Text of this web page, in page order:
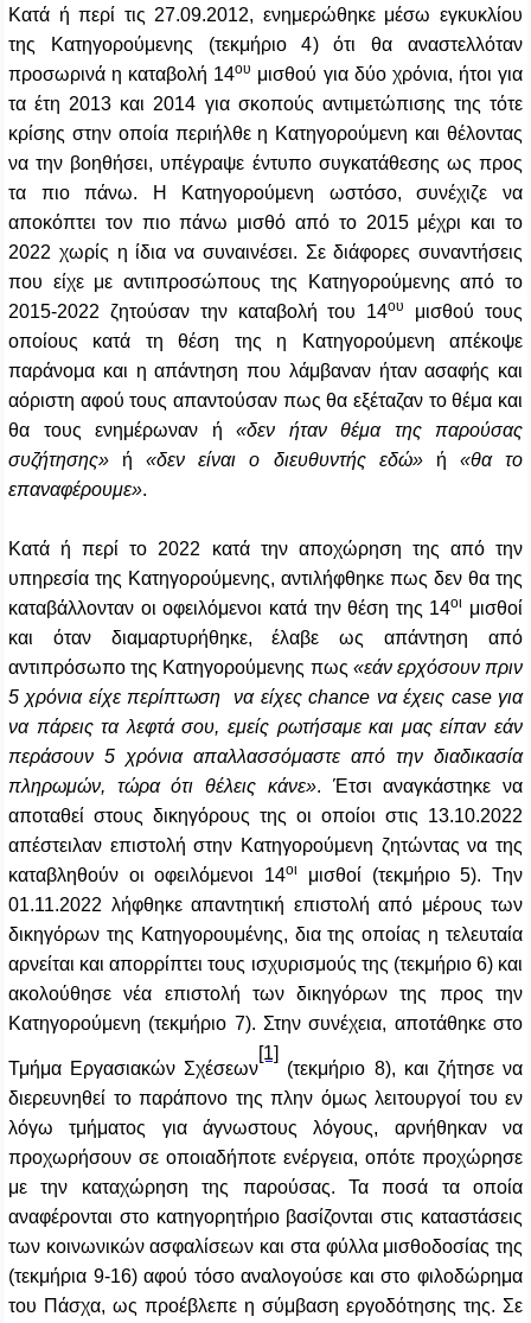
Κατά ή περί τις 27.09.2012, ενημερώθηκε μέσω εγκυκλίου
της Κατηγορούμενης (τεκμήριο 4) ότι θα αναστελλόταν
προσωρινά η καταβολή 14ου μισθού για δύο χρόνια, ήτοι για
τα έτη 2013 και 2014 για σκοπούς αντιμετώπισης της τότε
κρίσης στην οποία περιήλθε η Κατηγορούμενη και θέλοντας
να την βοηθήσει, υπέγραψε έντυπο συγκατάθεσης ως προς
τα πιο πάνω. Η Κατηγορούμενη ωστόσο, συνέχιζε να
αποκόπτει τον πιο πάνω μισθό από το 2015 μέχρι και το
2022 χωρίς η ίδια να συναινέσει. Σε διάφορες συναντήσεις
που είχε με αντιπροσώπους της Κατηγορούμενης από το
2015-2022 ζητούσαν την καταβολή του 14ου
μισθού τους
οποίους κατά τη θέση της η Κατηγορούμενη απέκοψε
παράνομα και η απάντηση που λάμβαναν ήταν ασαφής και
αόριστη αφού τους απαντούσαν πως θα εξέταζαν το θέμα και
θα τους ενημέρωναν ή «δεν ήταν θέμα της παρούσας
συζήτησης» ή«δεν είναι ο διευθυντής εδώ»ή «θα το
επαναφέρουμε».
Κατά ή περί το 2022 κατά την αποχώρηση της από την
υπηρεσία της Κατηγορούμενης, αντιλήφθηκε πως δεν θα της
καταβάλλονταν οι οφειλόμενοι κατά την θέση της 14οι μισθοί
και όταν διαμαρτυρήθηκε, έλαβε ως απάντηση από
αντιπρόσωπο της Κατηγορούμενης πως «εάν ερχόσουν πριν
5 χρόνια είχε περίπτωση να είχεςchance να έχεις caseγια
να πάρεις τα λεφτά σου, εμείς ρωτήσαμε και μας είπαν εάν
περάσουν 5 χρόνια απαλλασσόμαστε από την διαδικασία
πληρωμών, τώρα ότι θέλεις κάνε». Έτσι αναγκάστηκε να
αποταθεί στους δικηγόρους της οι οποίοι στις 13.10.2022
απέστειλαν επιστολή στην Κατηγορούμενη ζητώντας να της
καταβληθούν οι οφειλόμενοι 14οι
μισθοί (τεκμήριο 5). Την
01.11.2022 λήφθηκε απαντητική επιστολή από μέρους των
δικηγόρων της Κατηγορουμένης, δια της οποίας η τελευταία
αρνείται και απορρίπτει τους ισχυρισμούς της (τεκμήριο 6) και
ακολούθησε νέα επιστολή των δικηγόρων της προς την
Κατηγορούμενη (τεκμήριο 7). Στην συνέχεια, αποτάθηκε στο
Τμήμα Εργασιακών Σχέσεων
[1]
(τεκμήριο 8), και ζήτησε να
διερευνηθεί το παράπονο της πλην όμως λειτουργοί του εν
λόγω τμήματος για άγνωστους λόγους, αρνήθηκαν να
προχωρήσουν σε οποιαδήποτε ενέργεια, οπότε προχώρησε
με την καταχώρηση της παρούσας. Τα ποσά τα οποία
αναφέρονται στο κατηγορητήριο βασίζονται στις καταστάσεις
των κοινωνικών ασφαλίσεων και στα φύλλα μισθοδοσίας της
(τεκμήρια 9-16) αφού τόσο αναλογούσε και στο φιλοδώρημα
του Πάσχα, ως προέβλεπε η σύμβαση εργοδότησης της. Σε